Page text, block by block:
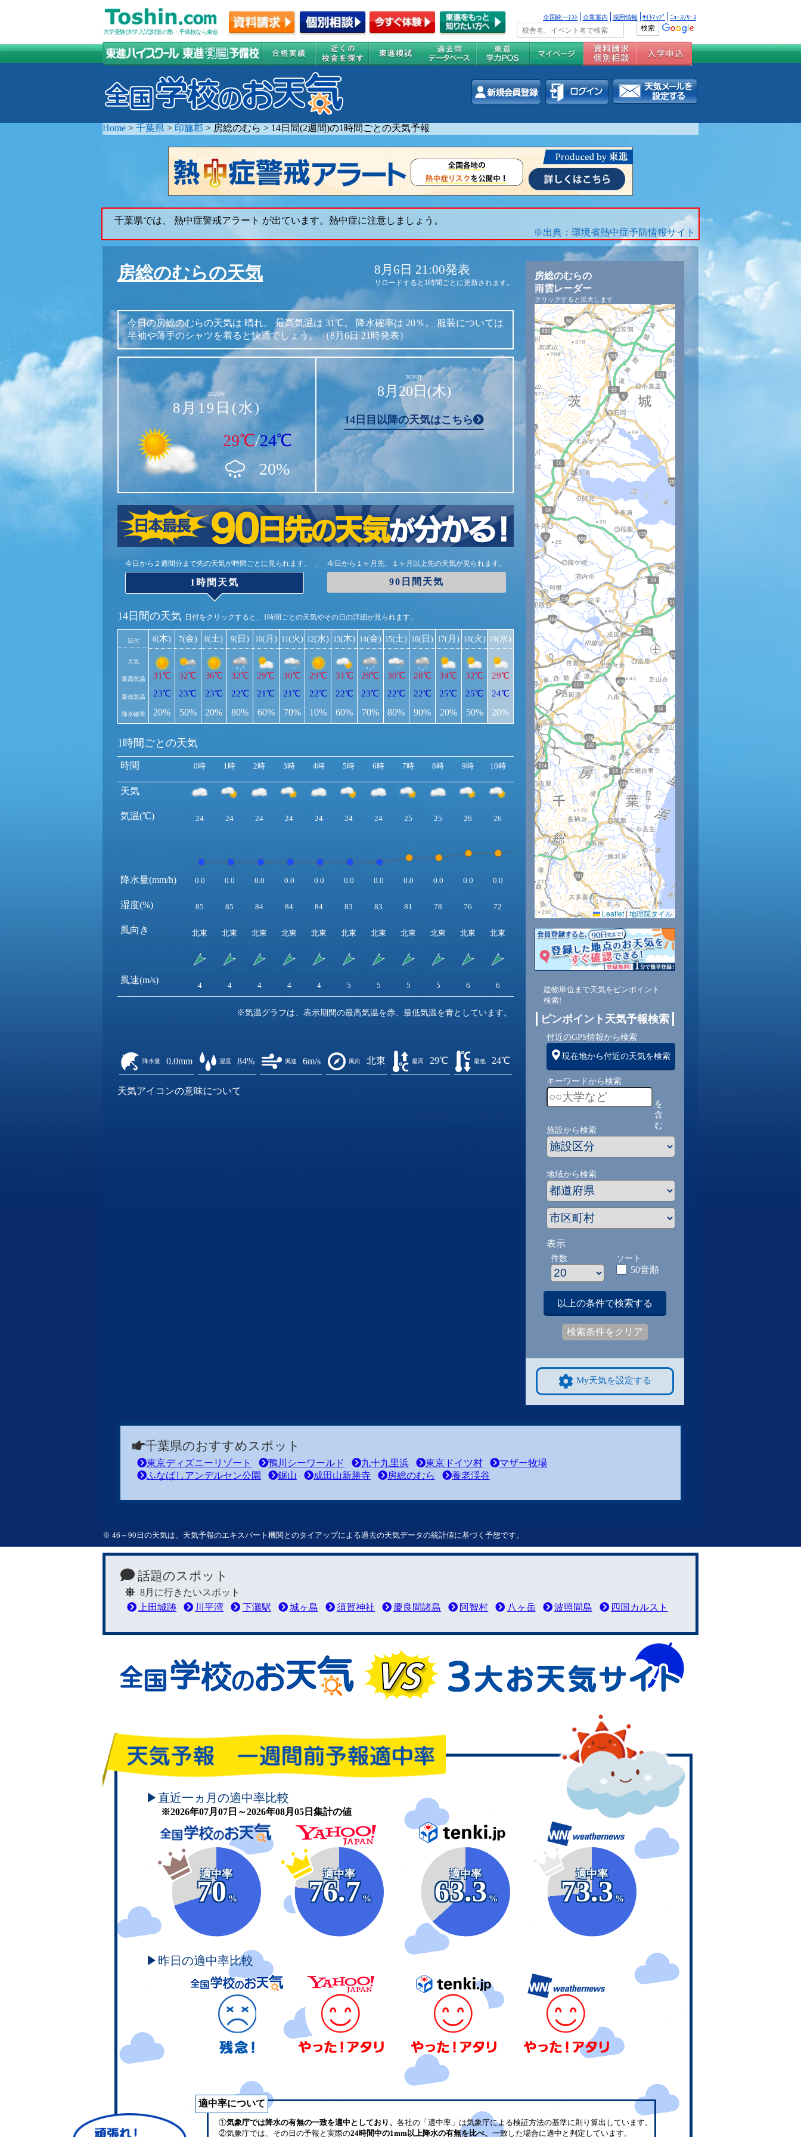
大学受験(大学入試)対策の塾・予備校なら東進
全国統一ﾃｽﾄ 企業案内 採用情報 ｻｲﾄﾏｯﾌﾟ ﾆｭｰｽﾘﾘｰｽ
Home > 千葉県 > 印旛郡 > 房総のむら > 14日間(2週間)の1時間ごとの天気予報
千葉県では、 熱中症警戒アラート が出ています。熱中症に注意しましょう。
※出典：環境省熱中症予防情報サイト
房総のむらの天気 8月6日 21:00発表
リロードすると1時間ごとに更新されます。
今日の房総のむらの天気は 晴れ。 最高気温は 31℃。 降水確率は 20％。
服装については
半袖や薄手のシャツを着ると快適でしょう。（8月6日 21時発表）
2026年
8月19日(水)
29℃/24℃
20%
2026年
8月20日(木)
14日目以降の天気はこちら
今日から２週間分まで先の天気が時間ごとに見られます。
1時間天気
今日から１ヶ月先、１ヶ月以上先の天気が見られます。
90日間天気
14日間の天気 日付をクリックすると、1時間ごとの天気やその日の詳細が見られます。
日付
天気
最高気温
最低気温
降水確率
6(木)
31℃
23℃
20%
7(金)
32℃
23℃
50%
8(土)
36℃
23℃
20%
9(日)
32℃
22℃
80%
10(月)
29℃
21℃
60%
11(火)
30℃
21℃
70%
12(水)
29℃
22℃
10%
13(木)
31℃
22℃
60%
14(金)
28℃
23℃
70%
15(土)
30℃
22℃
80%
16(日)
28℃
22℃
90%
17(月)
34℃
25℃
20%
18(火)
32℃
25℃
50%
19(水)
29℃
24℃
20%
1時間ごとの天気
時間
天気
気温(℃)
降水量(mm/h)
湿度(%)
風向き
風速(m/s)
0時 1時 2時 3時 4時 5時 6時 7時 8時 9時 10時 11時 12時 13時 14時 15時 16時
24 24 24 24 24 24 24 25 25 26 26 28 28 28 29
0.0 0.0 0.0 0.0 0.0 0.0 0.0 0.0 0.0 0.0 0.0 0.0 0.0 0.0 0.0
85 85 84 84 84 83 83 81 78 76 72 64 62 60 59
北東 北東 北東 北東 北東 北東 北東 北東 北東 北東 北東 北東 北東 北東 北東
4 4 4 4 4 5 5 5 5 6 6 6 6 6 6
※気温グラフは、表示期間の最高気温を赤、最低気温を青としています。
降水量 0.0mm 湿度 84% 風速 6m/s 風向 北東 最高 29℃ 最低 24℃
天気アイコンの意味について
房総のむらの
雨雲レーダー
クリックすると拡大します
Leaflet |地理院タイル
建物単位まで天気をピンポイント
検索!
ピンポイント天気予報検索
付近のGPS情報から検索
現在地から付近の天気を検索
キーワードから検索
を
含
む
施設から検索
地域から検索
表示
件数 ソート
50音順
以上の条件で検索する
検索条件をクリア
My天気を設定する
千葉県のおすすめスポット
東京ディズニーリゾート 鴨川シーワールド 九十九里浜 東京ドイツ村
マザー牧場
ふなばしアンデルセン公園
鋸山 成田山新勝寺 房総のむら 養老渓谷
※ 46～90日の天気は、天気予報のエキスパート機関とのタイアップによる過去の天気データの統計値に基づく予想です。
話題のスポット
8月に行きたいスポット
上田城跡
川平湾 下灘駅 城ヶ島 須賀神社 慶良間諸島 阿智村 八ヶ岳 波照間島 四国カルスト
頑張れ！学校のお天気
▶直近一ヵ月の適中率比較
※2026年07月07日～2026年08月05日集計の値
適中率
70
%
適中率
76.7
%
適中率
63.3
%
適中率
73.3
%
▶昨日の適中率比較
適中率について
①気象庁では降水の有無の一致を適中としており、 各社の「適中率」は気象庁による検証方法の基準に則り算出しています。
②気象庁では、その日の予報と実際の24時間中の1mm以上降水の有無を比べ、 一致した場合に適中と判定しています。